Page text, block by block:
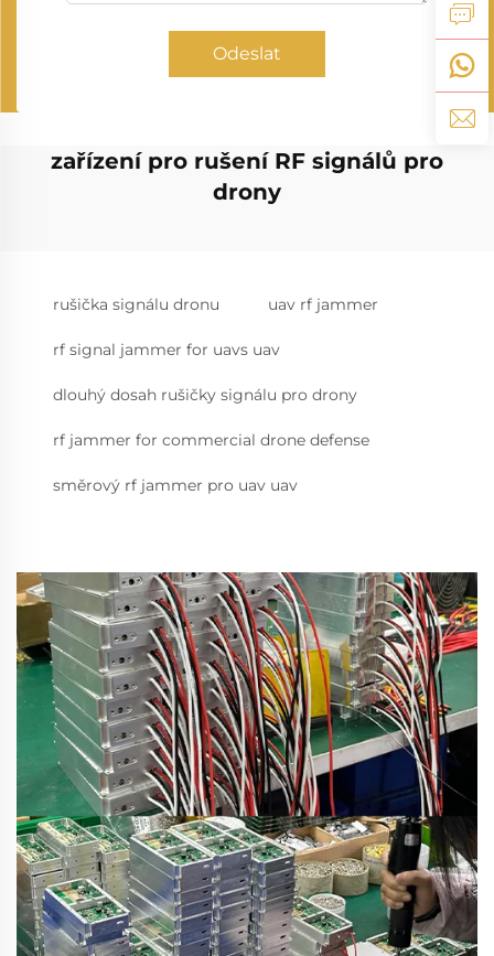
Odeslat
zařízení pro rušení RF signálů pro
drony
rušička signálu dronu uav rf jammer
rf signal jammer for uavs uav
dlouhý dosah rušičky signálu pro drony
rf jammer for commercial drone defense
směrový rf jammer pro uav uav